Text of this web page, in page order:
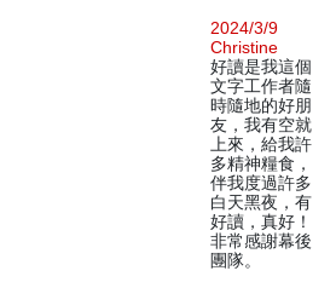
2024/3/9
Christine
好讀是我這個
文字工作者隨
時隨地的好朋
友，我有空就
上來，給我許
多精神糧食，
伴我度過許多
白天黑夜，有
好讀，真好！
非常感謝幕後
團隊。